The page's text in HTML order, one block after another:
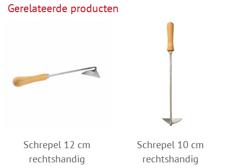
Gerelateerde producten
Schrepel 12 cm
rechtshandig
Schrepel 10 cm
rechtshandig